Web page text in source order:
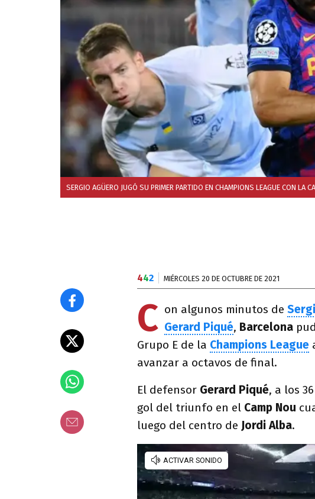
SERGIO AGÜERO JUGÓ SU PRIMER PARTIDO EN CHAMPIONS LEAGUE CON LA
442 MIÉRCOLES 20 DE OCTUBRE DE 2021
C on algunos minutos de
Gerard Piqué, Barcelona
Grupo E de la Champions League
avanzar a octavos de final.
El defensor Gerard Piqué, a los
gol del triunfo en el Camp Nou
luego del centro de Jordi Alba.